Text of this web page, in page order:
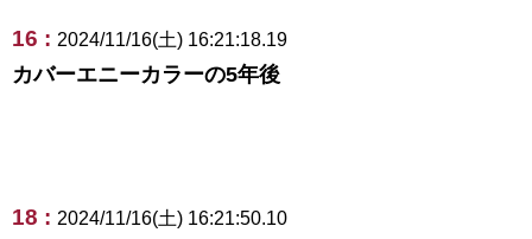
16 : 2024/11/16(土) 16:21:18.19
カバーエニーカラーの5年後
18 : 2024/11/16(土) 16:21:50.10